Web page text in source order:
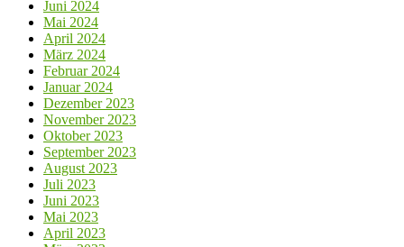
Juni 2024
Mai 2024
April 2024
März 2024
Februar 2024
Januar 2024
Dezember 2023
November 2023
Oktober 2023
September 2023
August 2023
Juli 2023
Juni 2023
Mai 2023
April 2023